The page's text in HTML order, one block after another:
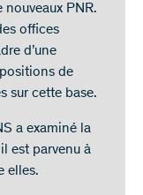
PNR.
offices
d’une
de
sur cette base.
a examiné la
est parvenu à
elles.